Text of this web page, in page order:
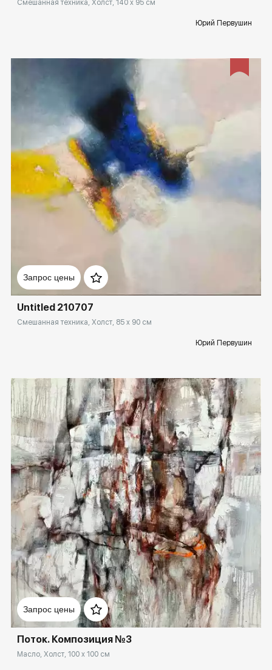
Смешанная техника, Холст, 140 x 95 см
Юрий Первушин
Запрос цены
Untitled 210707
Смешанная техника, Холст, 85 x 90 см
Юрий Первушин
Запрос цены
Домен: rakovgallery.ru
Поток. Композиция №3
Масло, Холст, 100 x 100 см